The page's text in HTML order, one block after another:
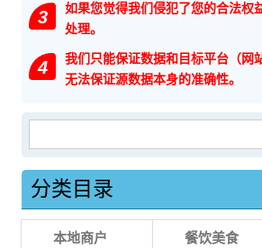
3
如果您觉得我们侵犯了您的合法权
处理。
4
我们只能保证数据和目标平台（网
无法保证源数据本身的准确性。
分类目录
本地商户 餐饮美食